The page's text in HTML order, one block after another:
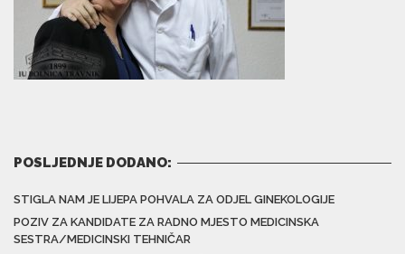
POSLJEDNJE DODANO:
STIGLA NAM JE LIJEPA POHVALA ZA ODJEL GINEKOLOGIJE
POZIV ZA KANDIDATE ZA RADNO MJESTO MEDICINSKA
SESTRA/MEDICINSKI TEHNIČAR